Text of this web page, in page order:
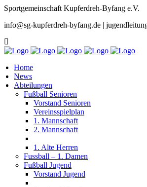
Sportgemeinschaft Kupferdreh-Byfang e.V.
info@sg-kupferdreh-byfang.de |
Home
News
Abteilungen
Fußball Senioren
Vorstand Senioren
Vereinsspielplan
1. Mannschaft
2. Mannschaft
1. Alte Herren
Fussball – 1. Damen
Fußball Jugend
Vorstand Jugend